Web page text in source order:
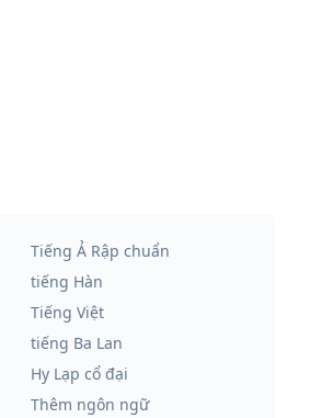
Tiếng Ả Rập chuẩn
tiếng Hàn
Tiếng Việt
tiếng Ba Lan
Hy Lạp cổ đại
Thêm ngôn ngữ